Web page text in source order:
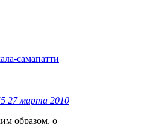
самапатти
27 марта 2010
образом, о